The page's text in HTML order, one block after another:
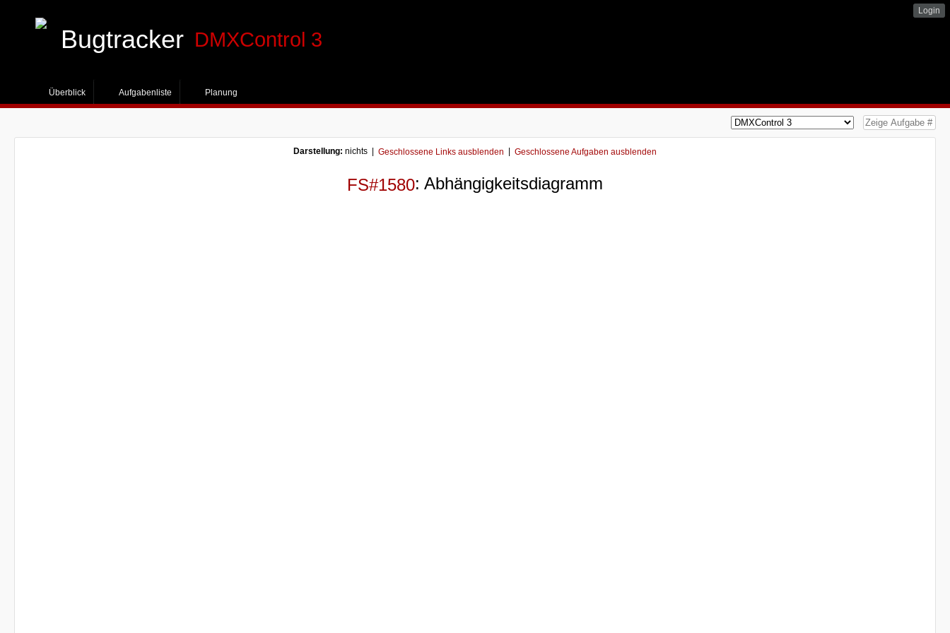
Bugtracker DMXControl 3
Login
Überblick Aufgabenliste Planung
Darstellung: nichts | Geschlossene Links ausblenden Geschlossene Aufgaben ausblenden
FS#1580: Abhängigkeitsdiagramm